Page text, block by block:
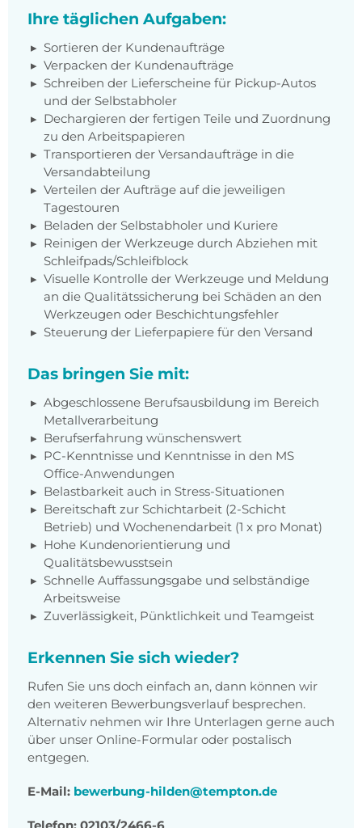
Ihre täglichen Aufgaben:
Sortieren der Kundenaufträge
Verpacken der Kundenaufträge
Schreiben der Lieferscheine für Pickup-Autos
und der Selbstabholer
Dechargieren der fertigen Teile und Zuordnung
zu den Arbeitspapieren
Transportieren der Versandaufträge in die
Versandabteilung
Verteilen der Aufträge auf die jeweiligen
Tagestouren
Beladen der Selbstabholer und Kuriere
Reinigen der Werkzeuge durch Abziehen mit
Schleifpads/Schleifblock
Visuelle Kontrolle der Werkzeuge und Meldung
an die Qualitätssicherung bei Schäden an den
Werkzeugen oder Beschichtungsfehler
Steuerung der Lieferpapiere für den Versand
Das bringen Sie mit:
Abgeschlossene Berufsausbildung im Bereich
Metallverarbeitung
Berufserfahrung wünschenswert
PC-Kenntnisse und Kenntnisse in den MS
Office-Anwendungen
Belastbarkeit auch in Stress-Situationen
Bereitschaft zur Schichtarbeit (2-Schicht
Betrieb) und Wochenendarbeit (1 x pro Monat)
Hohe Kundenorientierung und
Qualitätsbewusstsein
Schnelle Auffassungsgabe und selbständige
Arbeitsweise
Zuverlässigkeit, Pünktlichkeit und Teamgeist
Erkennen Sie sich wieder?
Rufen Sie uns doch einfach an, dann können wir
den weiteren Bewerbungsverlauf besprechen.
Alternativ nehmen wir Ihre Unterlagen gerne auch
über unser Online-Formular oder postalisch
entgegen.
E-Mail: bewerbung-hilden@tempton.de